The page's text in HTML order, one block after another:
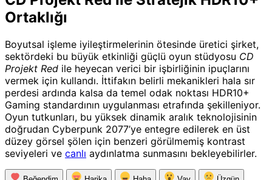
Ortaklığı
Boyutsal işleme iyileştirmelerinin ötesinde üretici şirket,
sektördeki bu büyük etkinliği güçlü oyun stüdyosu CD
Projekt Red ile heyecan verici bir işbirliğinin ipuçlarını
vermek için kullandı. İttifakın belirli mekanikleri hala sır
perdesi ardında kalsa da temel odak noktası HDR10+
Gaming standardının uygulanması etrafında şekilleniyor.
Oyun tutkunları, bu yüksek dinamik aralık teknolojisinin
doğrudan Cyberpunk 2077’ye entegre edilerek en üst
düzey görsel şölen için benzeri görülmemiş kontrast
seviyeleri ve canlı aydınlatma sunmasını bekleyebilirler.